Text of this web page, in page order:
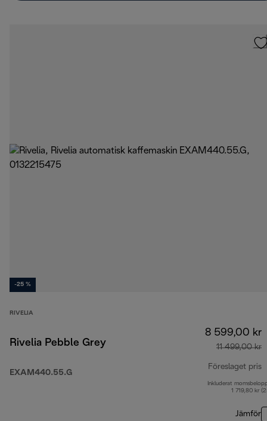
-25 %
RIVELIA
Rivelia Pebble Grey
EXAM440.55.G
8 599,00 kr
11 499,00 kr
Föreslaget pris
Inkluderat
1 719,80 kr
Jämför